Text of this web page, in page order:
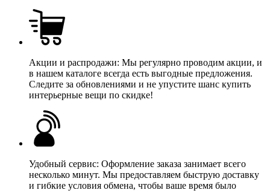
Акции и распродажи: Мы регулярно проводим акции, и
в нашем каталоге всегда есть выгодные предложения.
Следите за обновлениями и не упустите шанс купить
интерьерные вещи по скидке!
Удобный сервис: Оформление заказа занимает всего
несколько минут. Мы предоставляем быструю доставку
и гибкие условия обмена, чтобы ваше время было